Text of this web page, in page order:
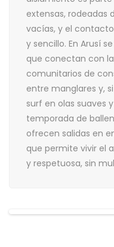
extensas, rodeadas
vacías, y el
y sencillo. En Arusí
que conectan con
comunitarios de
entre manglares y,
surf en olas suaves
temporada de
ofrecen salidas en
que permite vivir el
y respetuosa, sin